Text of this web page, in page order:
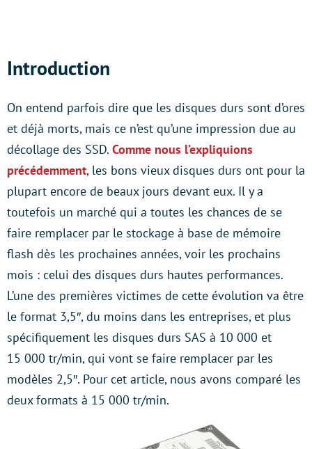
Introduction
On entend parfois dire que les disques durs sont d’ores
et déjà morts, mais ce n’est qu’une impression due au
décollage des SSD. Comme nous l’expliquions
précédemment, les bons vieux disques durs ont pour la
plupart encore de beaux jours devant eux. Il y a
toutefois un marché qui a toutes les chances de se
faire remplacer par le stockage à base de mémoire
flash dès les prochaines années, voir les prochains
mois : celui des disques durs hautes performances.
L’une des premières victimes de cette évolution va être
le format 3,5″, du moins dans les entreprises, et plus
spécifiquement les disques durs SAS à 10 000 et
15 000 tr/min, qui vont se faire remplacer par les
modèles 2,5″. Pour cet article, nous avons comparé les
deux formats à 15 000 tr/min.